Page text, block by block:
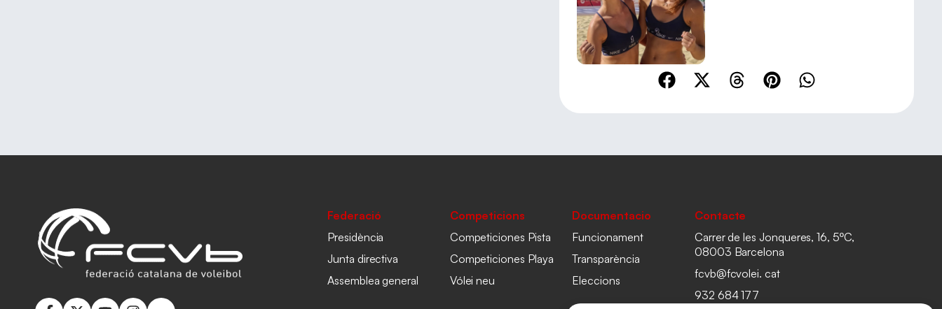
Federació
Presidència
Junta directiva
Assemblea general
Competicions
Competiciones Pista
Competiciones Playa
Vólei neu
Documentacio
Funcionament
Transparència
Eleccions
Contacte
Carrer de les Jonqueres, 16, 5ºC,
08003 Barcelona
fcvb@fcvolei. cat
932 684 177